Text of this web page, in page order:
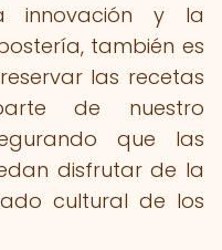
innovación y la
también es
las recetas
de nuestro
que las
disfrutar de la
cultural de los